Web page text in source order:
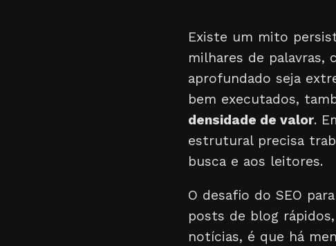
Existe um mito
milhares de palavras,
aprofundado seja
bem executados,
densidade de valor.
estrutural precisa
busca e aos leitores.
O desafio do SEO
posts de blog
notícias, é que há